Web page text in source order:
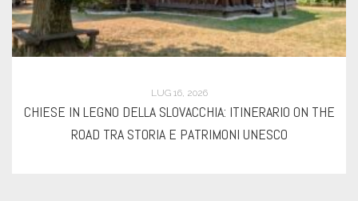
THE
COSA VEDERE A PRIZREN, LA CAPITALE
KOSOVO